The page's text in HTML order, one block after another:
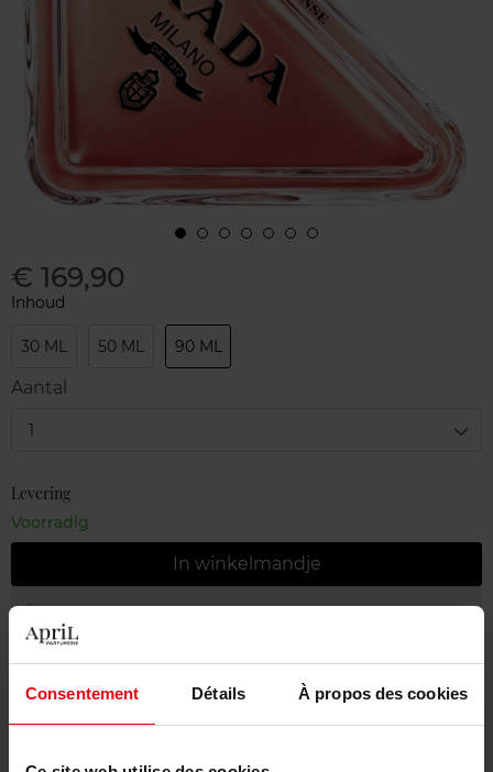
Consentement Détails À propos des cookies
€ 169,90
Inhoud
30 ML 50 ML 90 ML
Aantal
1
Levering
Voorradig
In winkelmandje
Gratis levering bij aankoop van min. 55€
Gratis retour in je winkelpunt
Gratis verpakking